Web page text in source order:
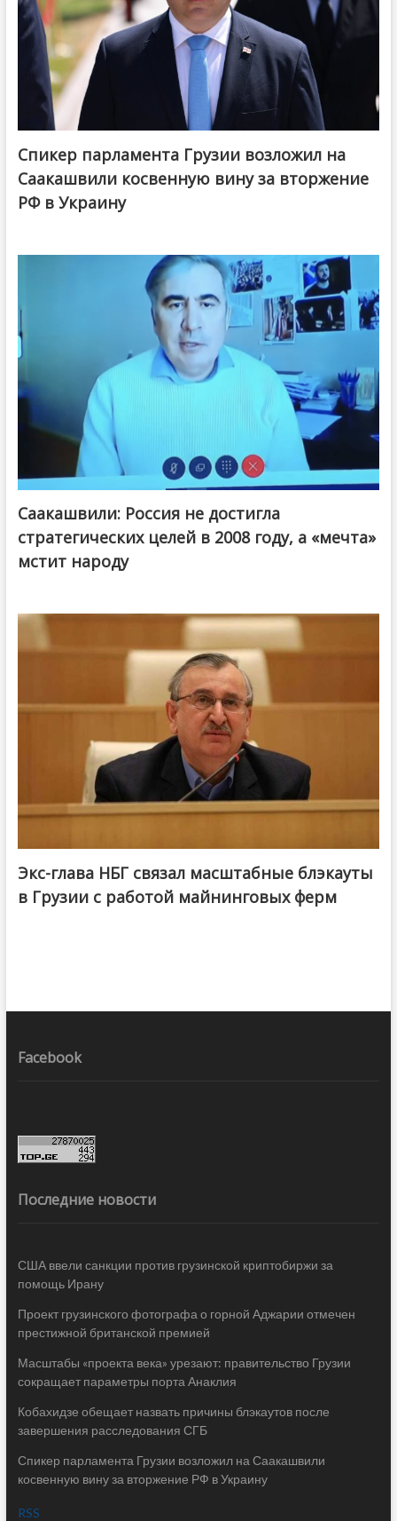
Спикер парламента Грузии возложил на
Саакашвили косвенную вину за вторжение
РФ в Украину
Саакашвили: Россия не достигла
стратегических целей в 2008 году, а «мечта»
мстит народу
Экс-глава НБГ связал масштабные блэкауты
в Грузии с работой майнинговых ферм
Facebook
Последние новости
США ввели санкции против грузинской криптобиржи за
помощь Ирану
Проект грузинского фотографа о горной Аджарии отмечен
престижной британской премией
Масштабы «проекта века» урезают: правительство Грузии
сокращает параметры порта Анаклия
Кобахидзе обещает назвать причины блэкаутов после
завершения расследования СГБ
Спикер парламента Грузии возложил на Саакашвили
косвенную вину за вторжение РФ в Украину
RSS